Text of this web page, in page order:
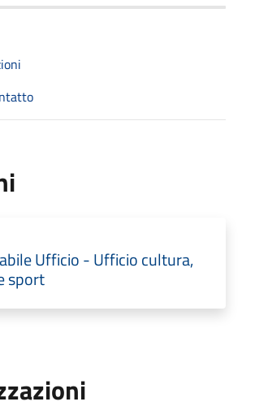
Ufficio - Ufficio cultura,
sport